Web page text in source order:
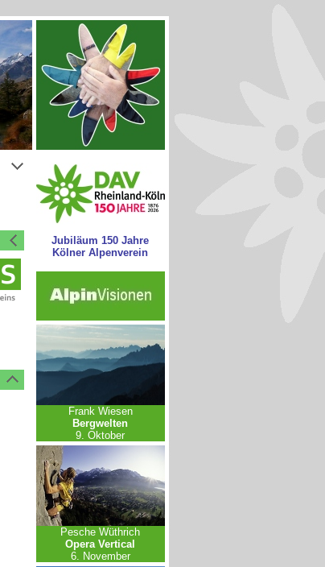
Jubiläum 150 Jahre
Kölner Alpenverein
Frank Wiesen
Bergwelten
9. Oktober
Pesche Wüthrich
Opera Vertical
6. November